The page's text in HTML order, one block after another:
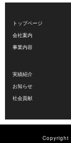
トップページ
会社案内
事業内容
実績紹介
お知らせ
社会貢献